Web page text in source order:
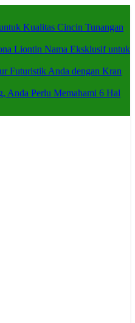
Kualitas Cincin Tunangan
Liontin Nama Eksklusif untuk
Futuristik Anda dengan Kran
Anda Perlu Memahami 6 Hal